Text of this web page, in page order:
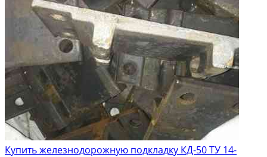
Купить железнодорожную подкладку КД-50 ТУ 14-